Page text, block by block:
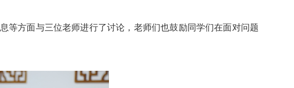
等方面与三位老师进行了讨论，老师们也鼓励同学们在面对问题